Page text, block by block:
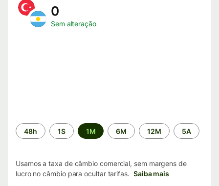
0
Sem alteração
Período
de
48h 1S 1M 6M 12M 5A
Usamos a taxa de câmbio comercial, sem margens de
lucro no câmbio para ocultar tarifas. Saiba mais